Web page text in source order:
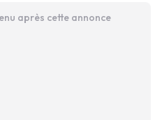
après cette annonce